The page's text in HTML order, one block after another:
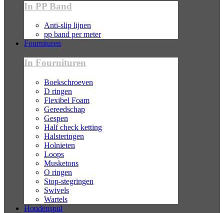
In PP Band
Anti-slip lijnen
pp band per meter
Fournituren
In Fournituren
Boekschroeven
D ringen
Flexibel Foam
Gereedschap
Gespen
Half check ketting
Halsteringen
Holnieten
Loops
Musketons
O ringen
Stop-stegringen
Swivels
Wartels
Hondenspul